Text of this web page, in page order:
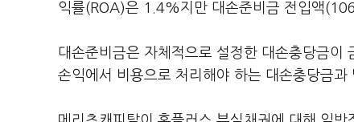
익률(ROA)은 1.4%지만 대손준비금 전입액
대손준비금은 자체적으로 설정한 대손충당금이
손익에서 비용으로 처리해야 하는 대손충당금